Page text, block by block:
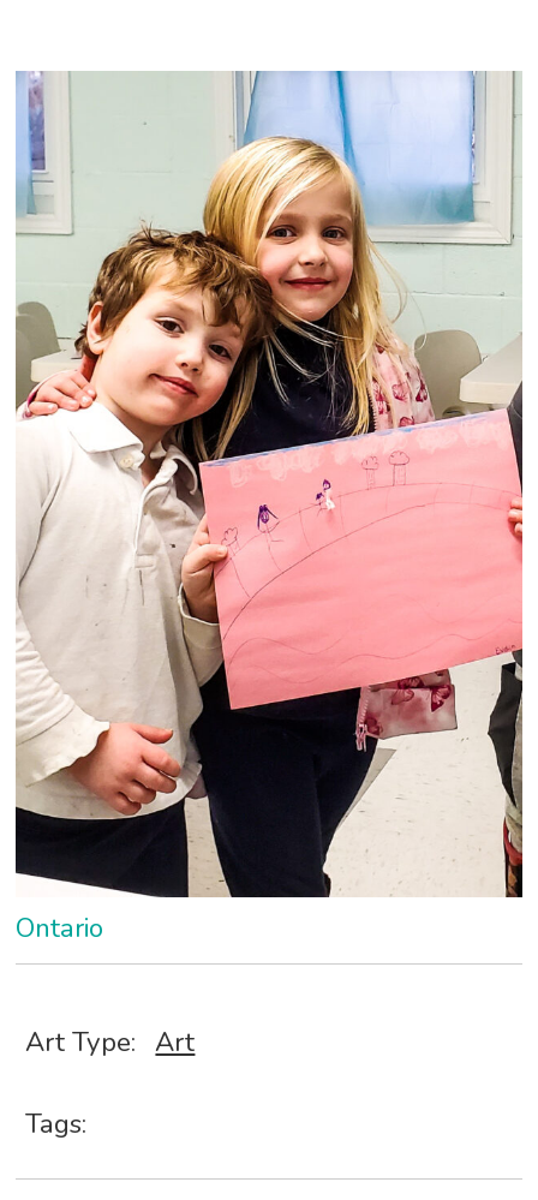
Ontario
Art Type: Art
Tags: